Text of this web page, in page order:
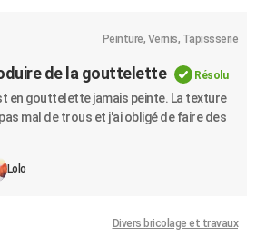
Peinture, Vernis, Tapissserie
de la gouttelette Résolu
en gouttelette jamais peinte. La texture
mal de trous et j'ai obligé de faire des
Lolo
Divers bricolage et travaux